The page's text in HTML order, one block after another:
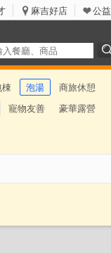
麻吉好店 公益
泡湯
商旅休憩
寵物友善 豪華露營